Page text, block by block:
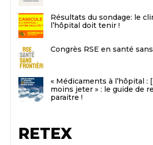
Résultats du sondage: le
l’hôpital doit tenir !
Congrès RSE en santé
« Médicaments à l’hôpital :
moins jeter » : le guide de
paraitre !
RETEX